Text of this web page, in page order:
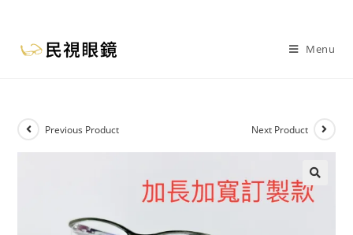
Menu
Previous Product Next Product